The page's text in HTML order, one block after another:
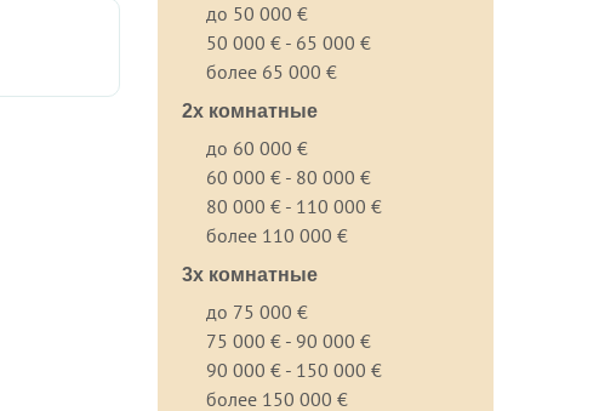
до 50 000 €
50 000 € - 65 000 €
более 65 000 €
2х комнатные
до 60 000 €
60 000 € - 80 000 €
80 000 € - 110 000 €
более 110 000 €
3х комнатные
до 75 000 €
75 000 € - 90 000 €
90 000 € - 150 000 €
более 150 000 €